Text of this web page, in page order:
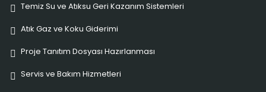
Temiz Su ve Atıksu Geri Kazanım Sistemleri
Atık Gaz ve Koku Giderimi
Proje Tanıtım Dosyası Hazırlanması
Servis ve Bakım Hizmetleri